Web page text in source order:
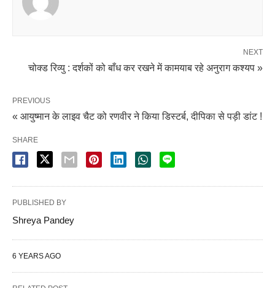
NEXT
चोक्ड रिव्यु : दर्शकों को बाँध कर रखने में कामयाब रहे अनुराग कश्यप »
PREVIOUS
« आयुष्मान के लाइव चैट को रणवीर ने किया डिस्टर्ब, दीपिका से पड़ी डांट !
SHARE
PUBLISHED BY
Shreya Pandey
6 YEARS AGO